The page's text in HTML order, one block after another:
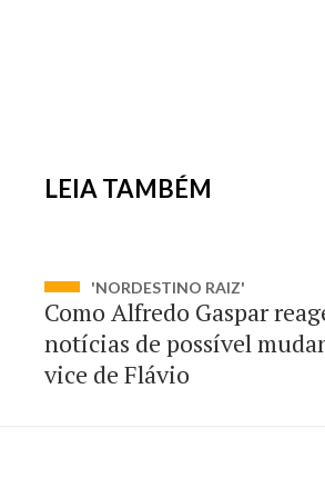
LEIA TAMBÉM
'NORDESTINO RAIZ'
Como Alfredo Gaspar
notícias de possível
vice de Flávio